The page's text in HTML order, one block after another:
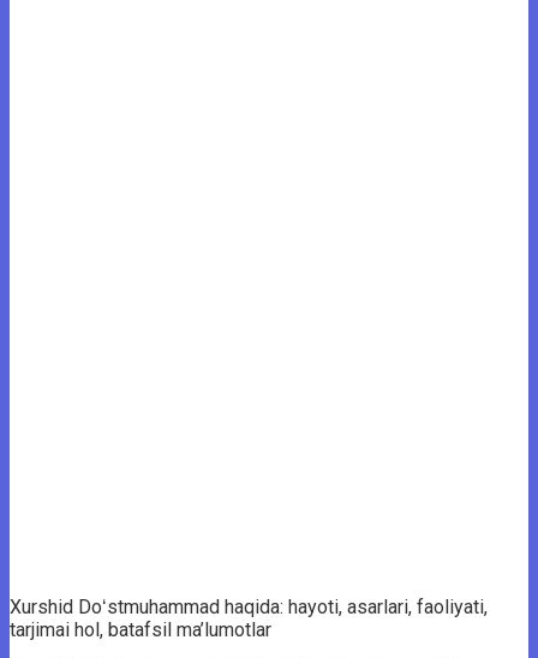
Xurshid Doʻstmuhammad haqida: hayoti, asarlari, faoliyati,
tarjimai hol, batafsil ma’lumotlar